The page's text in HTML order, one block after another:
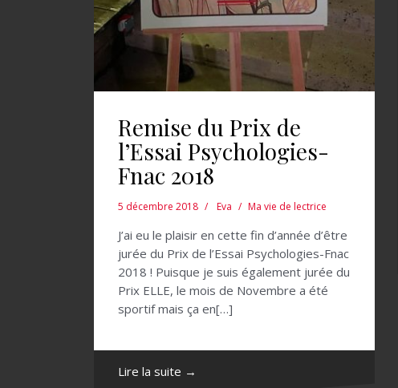
Remise du Prix de
l’Essai Psychologies-
Fnac 2018
5 décembre 2018 Eva Ma vie de lectrice
J’ai eu le plaisir en cette fin d’année d’être
jurée du Prix de l’Essai Psychologies-Fnac
2018 ! Puisque je suis également jurée du
Prix ELLE, le mois de Novembre a été
sportif mais ça en[…]
Lire la suite →